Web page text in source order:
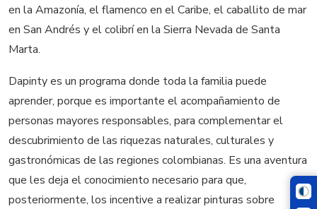
en la Amazonía, el flamenco en el Caribe, el caballito de mar
en San Andrés y el colibrí en la Sierra Nevada de Santa
Marta.
Dapinty es un programa donde toda la familia puede
aprender, porque es importante el acompañamiento de
personas mayores responsables, para complementar el
descubrimiento de las riquezas naturales, culturales y
gastronómicas de las regiones colombianas. Es una aventura
que les deja el conocimiento necesario para que,
posteriormente, los incentive a realizar pinturas sobre